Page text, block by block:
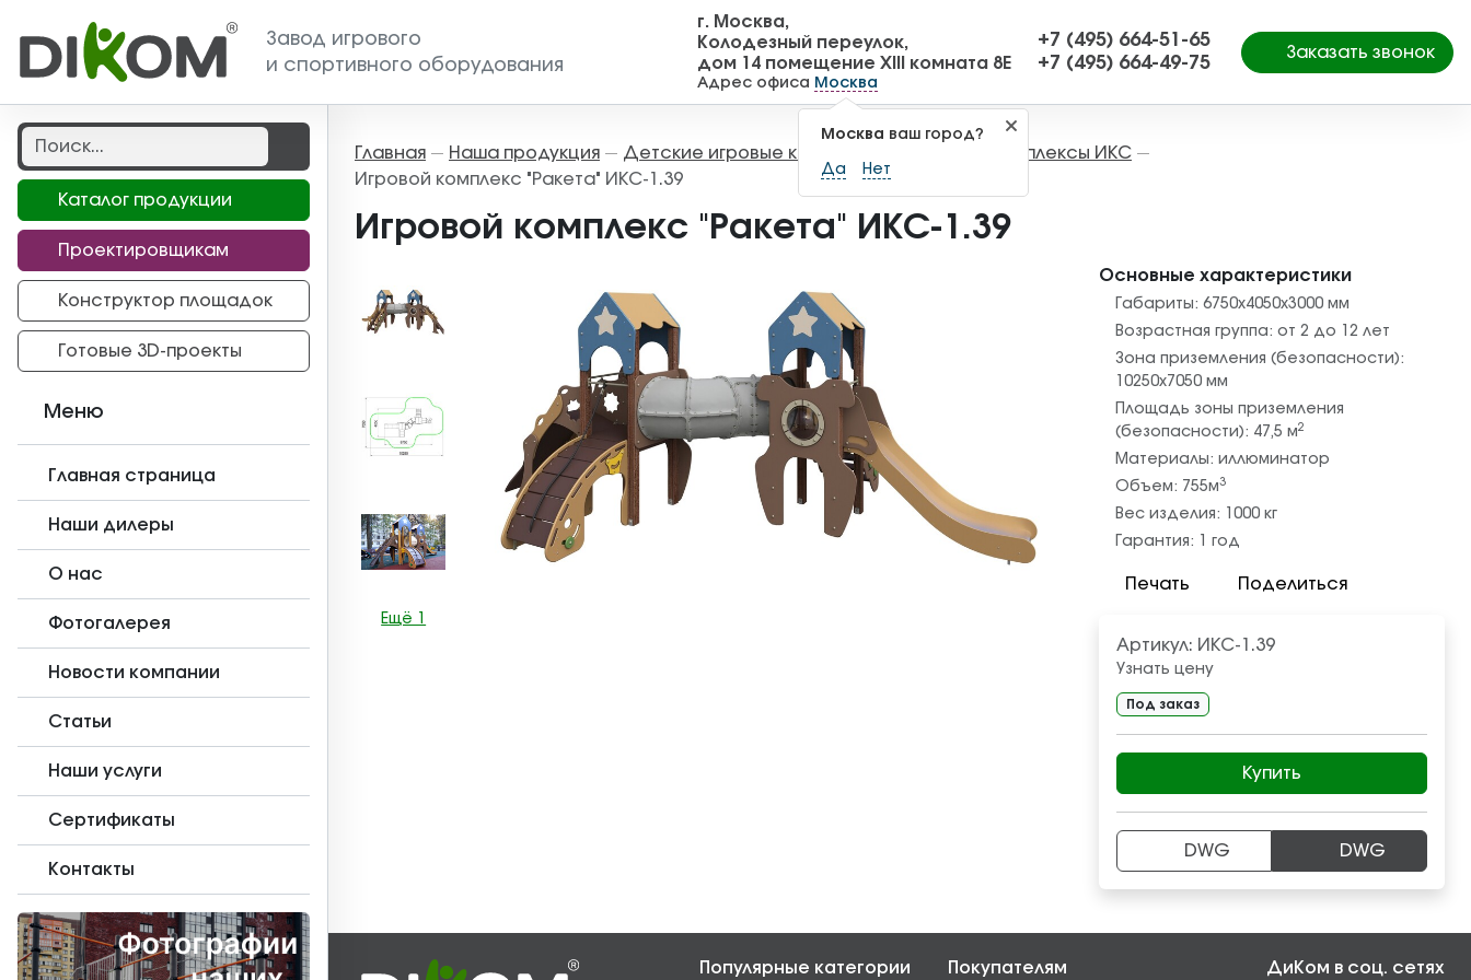
Завод игрового
и спортивного оборудования
г. Москва,
Колодезный переулок,
дом 14 помещение XIII комната 8Е
Адрес офиса Москва
Москва ваш город?
Да Нет
+7 (495) 664-51-65
+7 (495) 664-49-75
Заказать звонок
Каталог продукции
Проектировщикам
Конструктор площадок
Готовые 3D-проекты
Меню
Главная страница
Наши дилеры
О нас
Фотогалерея
Новости компании
Статьи
Наши услуги
Сертификаты
Контакты
Главная — Наша продукция — Детские игровые комплексы Игровые комплексы ИКС —
Игровой комплекс "Ракета" ИКС-1.39
Игровой комплекс "Ракета" ИКС-1.39
Ещё 1
Основные характеристики
Габариты: 6750х4050х3000 мм
Возрастная группа: от 2 до 12 лет
Зона приземления (безопасности):
10250х7050 мм
Площадь зоны приземления
(безопасности): 47,5 м2
Материалы: иллюминатор
Объем: 755м3
Вес изделия: 1000 кг
Гарантия:
1 год
Печать Поделиться
Артикул: ИКС-1.39
Узнать цену
Под заказ
Купить
DWG DWG
Популярные категории Покупателям ДиКом в соц. сетях